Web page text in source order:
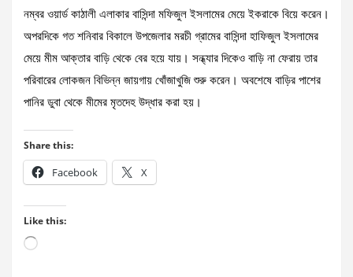
নম্বর ওয়ার্ড কাঠালী এলাকার বাসিন্দা মফিজুল ইসলামের মেয়ে ইকরাকে বিয়ে করেন।
অপরদিকে গত শনিবার বিকালে উপজেলার মরচী গ্রামের বাসিন্দা হাফিজুল ইসলামের
মেয়ে মীম আক্তার বাড়ি থেকে বের হয়ে যায়। সন্ধ্যার দিকেও বাড়ি না ফেরায় তার
পরিবারের লোকজন বিভিন্ন জায়গায় খোঁজাখুজি শুরু করেন। অবশেষে বাড়ির পাশের
পানির ডুবা থেকে মীমের মৃতদেহ উদ্ধার করা হয়।
Share this:
Facebook X
Like this:
Loading…